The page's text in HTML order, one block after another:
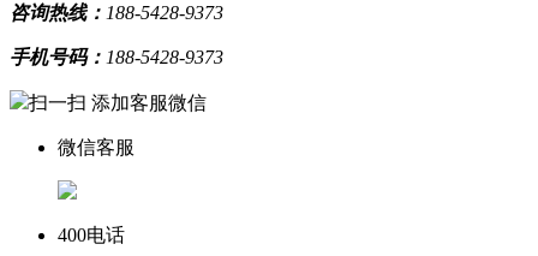
咨询热线： 188-5428-9373
手机号码： 188-5428-9373
扫一扫 添加客服微信
微信客服
400电话